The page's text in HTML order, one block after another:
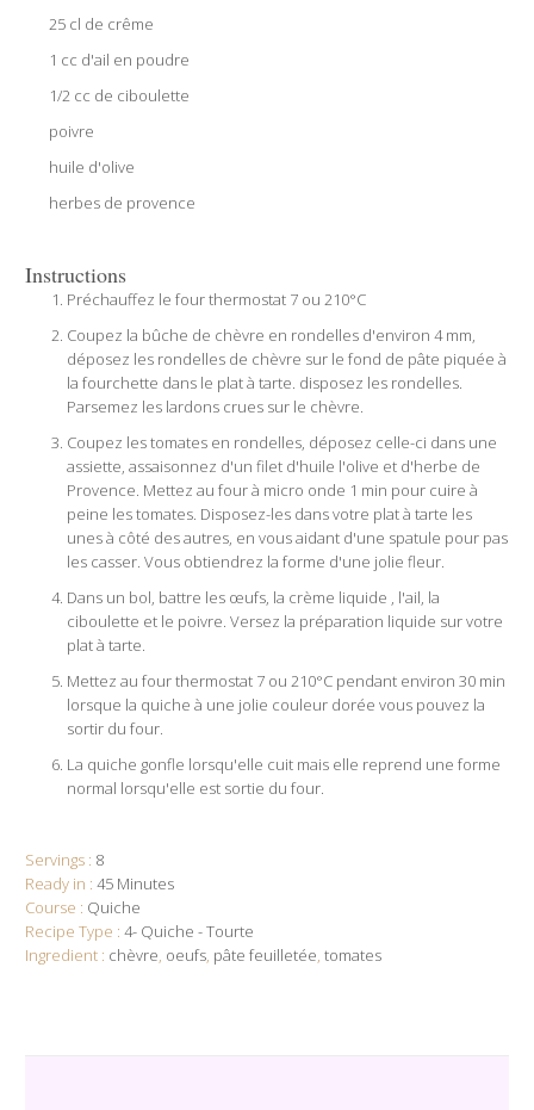
25 cl de crême
1 cc d'ail en poudre
1/2 cc de ciboulette
poivre
huile d'olive
herbes de provence
Instructions
Préchauffez le four thermostat 7 ou 210°C
Coupez la bûche de chèvre en rondelles d'environ 4 mm,
déposez les rondelles de chèvre sur le fond de pâte piquée à
la fourchette dans le plat à tarte. disposez les rondelles.
Parsemez les lardons crues sur le chèvre.
Coupez les tomates en rondelles, déposez celle-ci dans une
assiette, assaisonnez d'un filet d'huile l'olive et d'herbe de
Provence. Mettez au four à micro onde 1 min pour cuire à
peine les tomates. Disposez-les dans votre plat à tarte les
unes à côté des autres, en vous aidant d'une spatule pour pas
les casser. Vous obtiendrez la forme d'une jolie fleur.
Dans un bol, battre les œufs, la crème liquide , l'ail, la
ciboulette et le poivre. Versez la préparation liquide sur votre
plat à tarte.
Mettez au four thermostat 7 ou 210°C pendant environ 30 min
lorsque la quiche à une jolie couleur dorée vous pouvez la
sortir du four.
La quiche gonfle lorsqu'elle cuit mais elle reprend une forme
normal lorsqu'elle est sortie du four.
Servings : 8
Ready in :45 Minutes
Course : Quiche
Recipe Type :4- Quiche - Tourte
Ingredient : chèvre, oeufs, pâte feuilletée,tomates